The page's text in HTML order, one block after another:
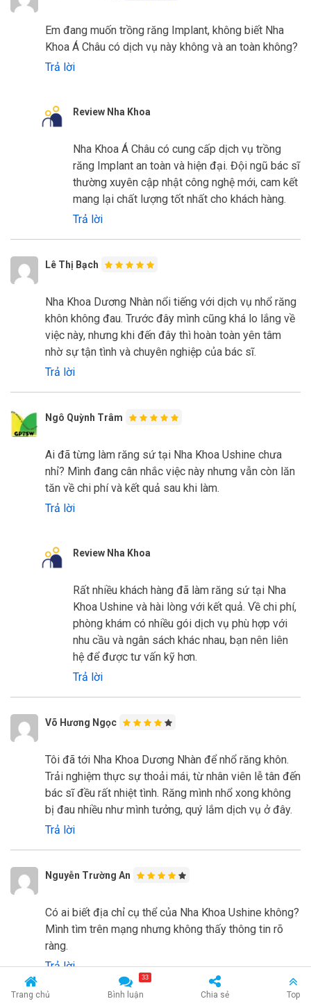
Em đang muốn trồng răng Implant, không biết Nha
Khoa Á Châu có dịch vụ này không và an toàn không?
Trả lời
Review Nha Khoa
Nha Khoa Á Châu có cung cấp dịch vụ trồng
răng Implant an toàn và hiện đại. Đội ngũ bác sĩ
thường xuyên cập nhật công nghệ mới, cam kết
mang lại chất lượng tốt nhất cho khách hàng.
Trả lời
Lê Thị Bạch
Nha Khoa Dương Nhàn nổi tiếng với dịch vụ nhổ răng
khôn không đau. Trước đây mình cũng khá lo lắng về
việc này, nhưng khi đến đây thì hoàn toàn yên tâm
nhờ sự tận tình và chuyên nghiệp của bác sĩ.
Trả lời
Ngô Quỳnh Trâm
Ai đã từng làm răng sứ tại Nha Khoa Ushine chưa
nhỉ? Mình đang cân nhắc việc này nhưng vẫn còn lăn
tăn về chi phí và kết quả sau khi làm.
Trả lời
Review Nha Khoa
Rất nhiều khách hàng đã làm răng sứ tại Nha
Khoa Ushine và hài lòng với kết quả. Về chi phí,
phòng khám có nhiều gói dịch vụ phù hợp với
nhu cầu và ngân sách khác nhau, bạn nên liên
hệ để được tư vấn kỹ hơn.
Trả lời
Võ Hương Ngọc
Tôi đã tới Nha Khoa Dương Nhàn để nhổ răng khôn.
Trải nghiệm thực sự thoải mái, từ nhân viên lễ tân đến
bác sĩ đều rất nhiệt tình. Răng mình nhổ xong không
bị đau nhiều như mình tưởng, quý lắm dịch vụ ở đây.
Trả lời
Nguyễn Trường An
Có ai biết địa chỉ cụ thể của Nha Khoa Ushine không?
Mình tìm trên mạng nhưng không thấy thông tin rõ
ràng.
Trả lời
Trang chủ Bình luận
33
Chia sẻ Top